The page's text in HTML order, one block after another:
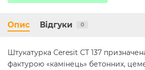
Опис Відгуки 0
Штукатурка Ceresit CT 137
фактурою «камінець» бетонних,